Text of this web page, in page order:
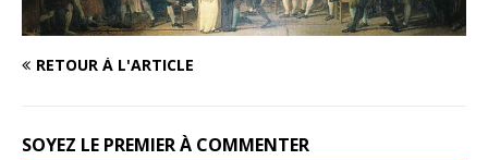
RETOUR À L'ARTICLE
SOYEZ LE PREMIER À COMMENTER